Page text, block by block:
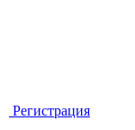
Регистрация